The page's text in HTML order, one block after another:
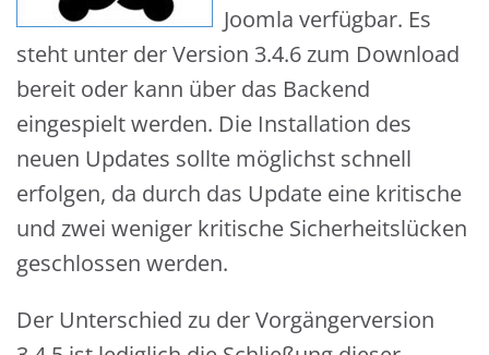
Joomla verfügbar. Es
steht unter der Version 3.4.6 zum Download
bereit oder kann über das Backend
eingespielt werden. Die Installation des
neuen Updates sollte möglichst schnell
erfolgen, da durch das Update eine kritische
und zwei weniger kritische Sicherheitslücken
geschlossen werden.
Der Unterschied zu der Vorgängerversion